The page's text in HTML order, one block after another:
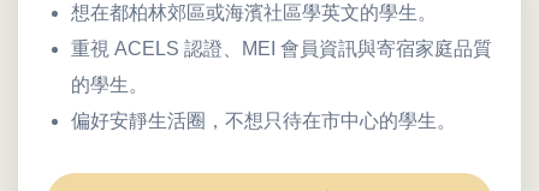
想在都柏林郊區或海濱社區學英文的學生。
重視 ACELS 認證、MEI 會員資訊與寄宿家庭品質
的學生。
偏好安靜生活圈，不想只待在市中心的學生。